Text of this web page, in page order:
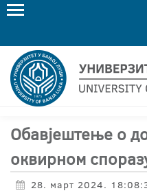
Обавјештење о
оквирном
28. март 2024.